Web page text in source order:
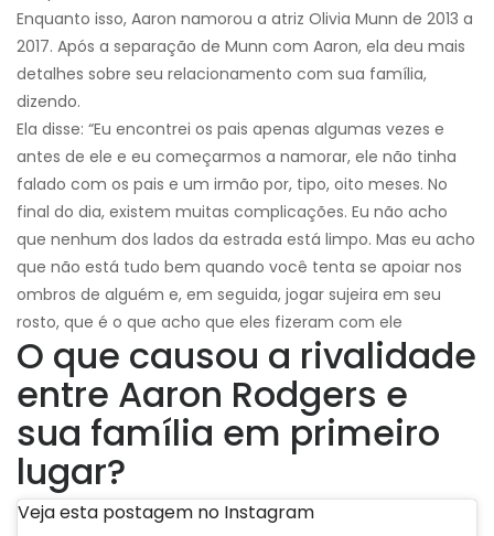
Enquanto isso, Aaron namorou a atriz Olivia Munn de 2013 a
2017. Após a separação de Munn com Aaron, ela deu mais
detalhes sobre seu relacionamento com sua família,
dizendo.
Ela disse: “Eu encontrei os pais apenas algumas vezes e
antes de ele e eu começarmos a namorar, ele não tinha
falado com os pais e um irmão por, tipo, oito meses. No
final do dia, existem muitas complicações. Eu não acho
que nenhum dos lados da estrada está limpo. Mas eu acho
que não está tudo bem quando você tenta se apoiar nos
ombros de alguém e, em seguida, jogar sujeira em seu
rosto, que é o que acho que eles fizeram com ele
O que causou a rivalidade
entre Aaron Rodgers e
sua família em primeiro
lugar?
Veja esta postagem no Instagram